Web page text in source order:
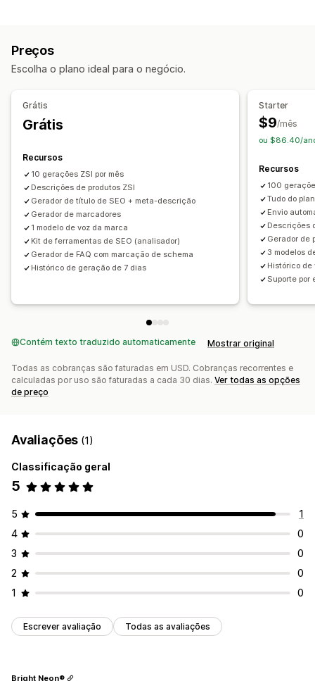
Posts de redes sociais
Geração por IA
Tradução
Edição em massa
SEO do blog
Pesquisa de palavra-chave
Preços
Escolha o plano ideal para o negócio.
Grátis
Grátis
Recursos
10 gerações ZSI por mês
Descrições de produtos ZSI
Gerador de título de SEO + meta-descrição
Gerador de marcadores
1 modelo de voz da marca
Kit de ferramentas de SEO (analisador)
Gerador de FAQ com marcação de schema
Histórico de geração de 7 dias
Starter
$9/mês
ou $86.40/
Recursos
100
Tudo do
Envio
Descrições
Gerador de
3 modelos
Histórico
Suporte por
Contém texto traduzido automaticamente Mostrar original
Todas as cobranças são faturadas em USD. Cobranças recorrentes e
calculadas por uso são faturadas a cada 30 dias. Ver todas as opções
de preço
Avaliações (1)
Classificação geral
5
5
1
4
0
3
0
2
0
1
0
Escrever avaliação Todas as avaliações
Bright Neon®